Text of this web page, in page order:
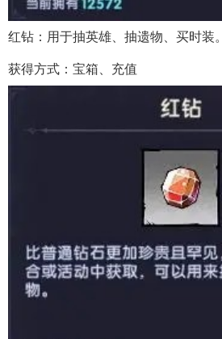
红钻：用于抽英雄、抽遗物、买时装。
获得方式：宝箱、充值